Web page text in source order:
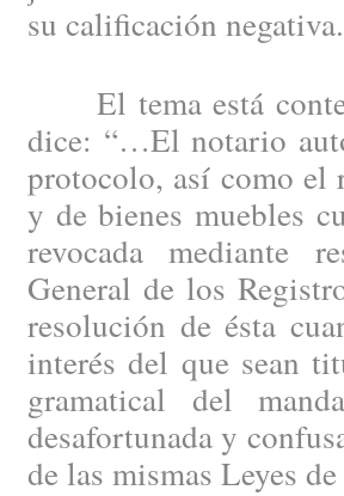
su calificación negativa.
El tema está
dice: “…El notario
protocolo, así como el
y de bienes muebles
revocada mediante
General de los
resolución de ésta
interés del que sean
gramatical del
desafortunada y
de las mismas Leyes